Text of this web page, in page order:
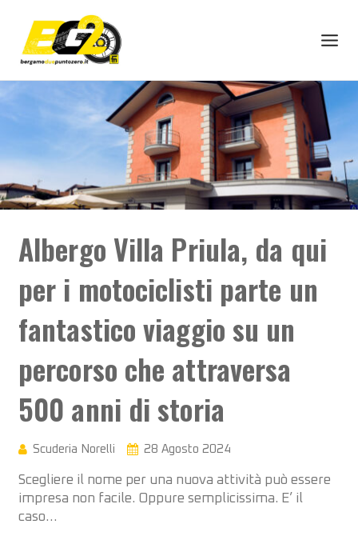
Albergo Villa Priula, da qui
per i motociclisti parte un
fantastico viaggio su un
percorso che attraversa
500 anni di storia
Scuderia Norelli 28 Agosto 2024
Scegliere il nome per una nuova attività può essere
impresa non facile. Oppure semplicissima. E’ il
caso…